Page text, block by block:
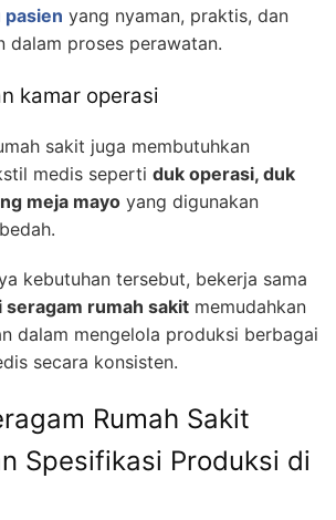
pasien yang nyaman, praktis, dan
dalam proses perawatan.
kamar operasi
sakit juga membutuhkan
medis seperti duk operasi, duk
meja mayo yang digunakan
kebutuhan tersebut, bekerja sama
seragam rumah sakit memudahkan
dalam mengelola produksi berbagai
secara konsisten.
Rumah Sakit
Spesifikasi Produksi di